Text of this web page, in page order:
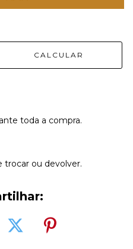
CEP
CALCULAR
toda a compra.
trocar ou devolver.